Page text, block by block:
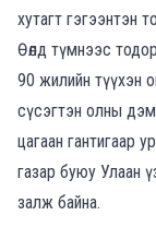
хутагт гэгээнтэн
Өөлд түмнээс
90 жилийн түүхэн
сүсэгтэн олны
цагаан гантигаар
газар буюу Улаан
залж байна.